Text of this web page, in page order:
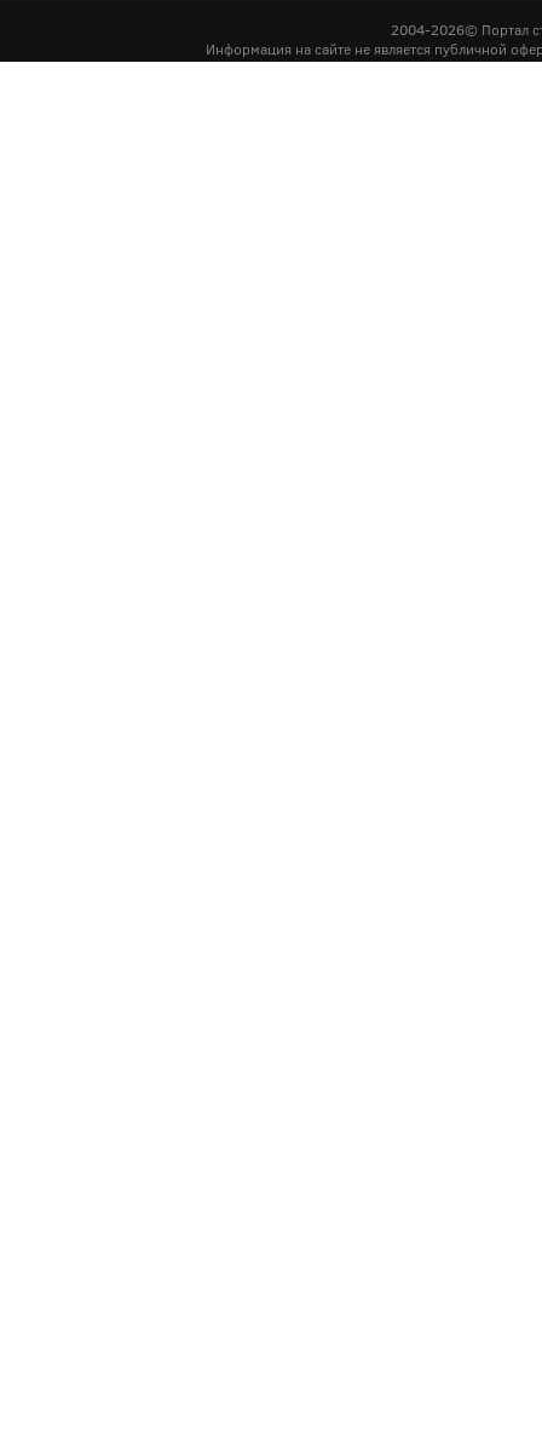
2004-2026© Портал
Информация на сайте не является публичной